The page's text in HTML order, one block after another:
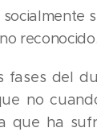
reconocido.
fases del
no
que ha